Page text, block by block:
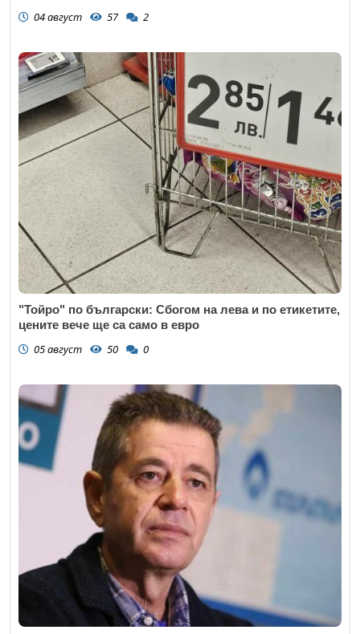
04 август 57 2
"Тойро" по български: Сбогом на лева и по етикетите,
цените вече ще са само в евро
05 август 50 0